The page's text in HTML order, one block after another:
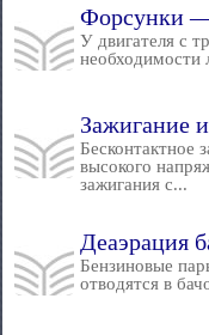
Форсунки
У двигателя с
необходимости
Зажигание
Бесконтактное
высокого
зажигания с...
Деаэрация
Бензиновые
отводятся в